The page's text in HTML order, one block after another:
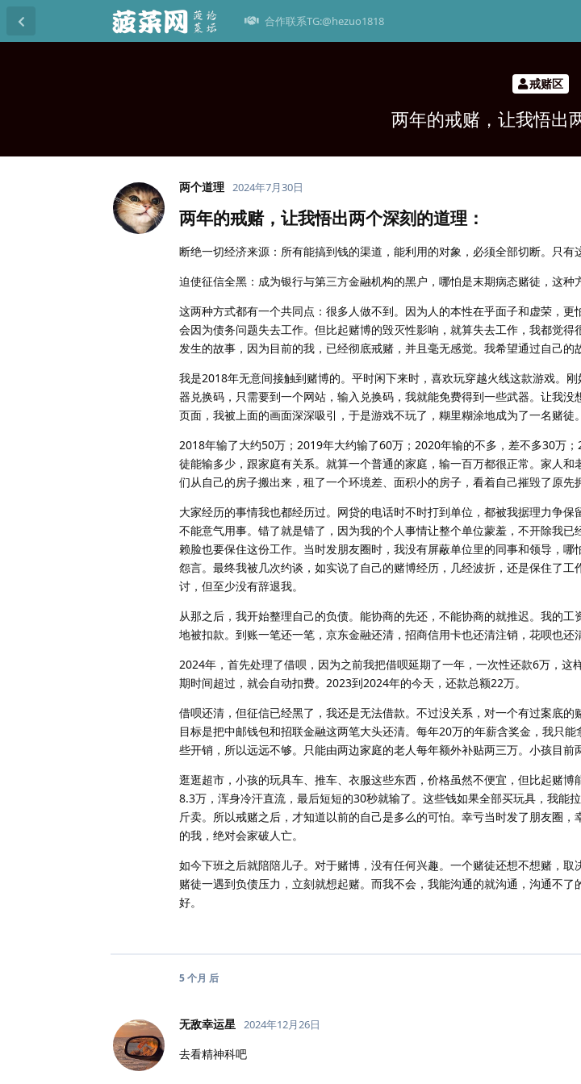
合作联系TG:@hezuo1818
戒赌区
两年的戒赌，让我悟出
两个道理 2024年7月30日
两年的戒赌，让我悟出两个深刻的道理：
断绝一切经济来源：所有能搞到钱的渠道，能利用的对象，必须全部切断。只有
迫使征信全黑：成为银行与第三方金融机构的黑户，哪怕是末期病态赌徒，这种
这两种方式都有一个共同点：很多人做不到。因为人的本性在乎面子和虚荣，
会因为债务问题失去工作。但比起赌博的毁灭性影响，就算失去工作，我都觉
发生的故事，因为目前的我，已经彻底戒赌，并且毫无感觉。我希望通过自己的
我是2018年无意间接触到赌博的。平时闲下来时，喜欢玩穿越火线这款游戏。
器兑换码，只需要到一个网站，输入兑换码，我就能免费得到一些武器。让我
页面，我被上面的画面深深吸引，于是游戏不玩了，糊里糊涂地成为了一名赌徒。
2018年输了大约50万；2019年大约输了60万；2020年输的不多，差不多30万
徒能输多少，跟家庭有关系。就算一个普通的家庭，输一百万都很正常。家人
们从自己的房子搬出来，租了一个环境差、面积小的房子，看着自己摧毁了原先
大家经历的事情我也都经历过。网贷的电话时不时打到单位，都被我据理力争
不能意气用事。错了就是错了，因为我的个人事情让整个单位蒙羞，不开除我
赖脸也要保住这份工作。当时发朋友圈时，我没有屏蔽单位里的同事和领导，
怨言。最终我被几次约谈，如实说了自己的赌博经历，几经波折，还是保住了
讨，但至少没有辞退我。
从那之后，我开始整理自己的负债。能协商的先还，不能协商的就推迟。我的
地被扣款。到账一笔还一笔，京东金融还清，招商信用卡也还清注销，花呗也还
2024年，首先处理了借呗，因为之前我把借呗延期了一年，一次性还款6万，这
期时间超过，就会自动扣费。2023到2024年的今天，还款总额22万。
借呗还清，但征信已经黑了，我还是无法借款。不过没关系，对一个有过案底
目标是把中邮钱包和招联金融这两笔大头还清。每年20万的年薪含奖金，我只
些开销，所以远远不够。只能由两边家庭的老人每年额外补贴两三万。小孩目前
逛逛超市，小孩的玩具车、推车、衣服这些东西，价格虽然不便宜，但比起赌
8.3万，浑身冷汗直流，最后短短的30秒就输了。这些钱如果全部买玩具，我能
斤卖。所以戒赌之后，才知道以前的自己是多么的可怕。幸亏当时发了朋友圈
的我，绝对会家破人亡。
如今下班之后就陪陪儿子。对于赌博，没有任何兴趣。一个赌徒还想不想赌，
赌徒一遇到负债压力，立刻就想起赌。而我不会，我能沟通的就沟通，沟通不
好。
5 个月 后
无敌幸运星 2024年12月26日
去看精神科吧